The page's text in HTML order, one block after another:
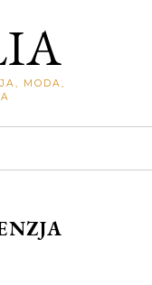
MODA,